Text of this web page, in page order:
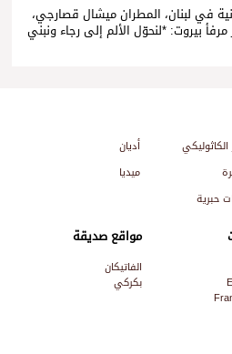
في لبنان، المطران ميشال قصارجي،
بيروت: *لنحوّل الألم إلى رجاء ونبني
الكاثوليكي
أديان
ميديا
حبرية
مواقع صديقة
الفاتيكان
بكركي